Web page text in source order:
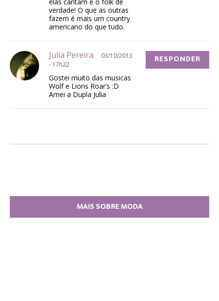
verdade! O que as outras
fazem é mais um country
americano do que tudo.
Julia Pereira
03/10/2013
- 17h22
Gostei muito das musicas
Wolf e Lions Roar’s :D
Amei a Dupla Julia
RESPONDER
MAIS SOBRE MODA